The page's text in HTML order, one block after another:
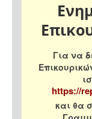
Για να
https://
και θα